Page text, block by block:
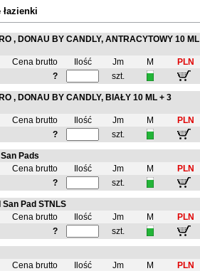
, DONAU BY CANDLY, ANTRACYTOWY 10 ML
Cena brutto Ilość Jm M PLN
? szt.
, DONAU BY CANDLY, BIAŁY 10 ML + 3
Cena brutto Ilość Jm M PLN
? szt.
Pads
Cena brutto Ilość Jm M PLN
? szt.
Pad STNLS
Cena brutto Ilość Jm M PLN
? szt.
Cena brutto Ilość Jm M PLN